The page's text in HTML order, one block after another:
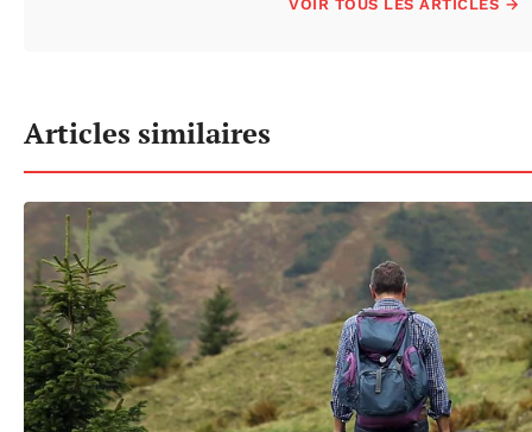
VOIR TOUS LES ARTICLES →
Articles similaires